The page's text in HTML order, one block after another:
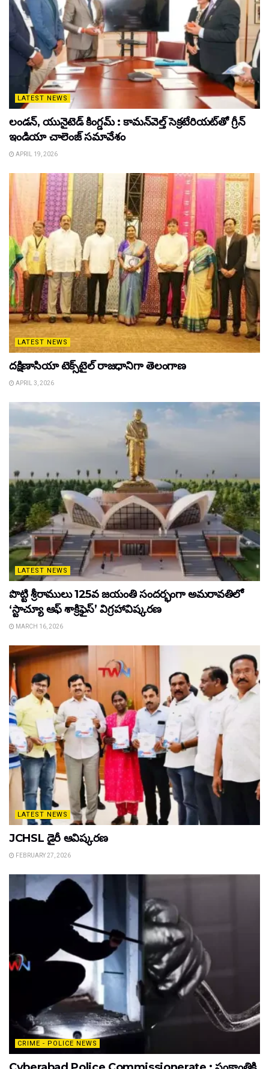
LATEST NEWS
లండన్, యునైటెడ్ కింగ్డమ్ : కామన్‌వెల్త్ సెక్రటేరియట్‌తో గ్రీన్
ఇండియా చాలెంజ్ సమావేశం
APRIL 19, 2026
LATEST NEWS
దక్షిణాసియా టెక్స్‌టైల్ రాజధానిగా తెలంగాణ
APRIL 3, 2026
LATEST NEWS
పొట్టి శ్రీరాములు 125వ జయంతి సందర్భంగా అమరావతిలో
‘స్టాచ్యూ ఆఫ్ శాక్రిఫైస్’ విగ్రహావిష్కరణ
MARCH 16, 2026
LATEST NEWS
JCHSL డైరీ ఆవిష్కరణ
FEBRUARY 27, 2026
CRIME - POLICE NEWS